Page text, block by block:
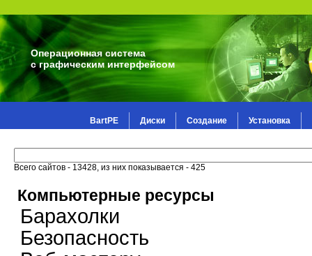
Операционная система
с графическим интерфейсом
BartPE Диски Создание Установка
Всего сайтов - 13428, из них показывается - 425
Компьютерные ресурсы
Барахолки
Безопасность